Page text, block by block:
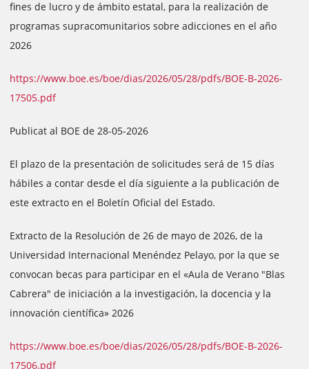
fines de lucro y de ámbito estatal, para la realización de
programas supracomunitarios sobre adicciones en el año
2026
https://www.boe.es/boe/dias/2026/05/28/pdfs/BOE-B-2026-
17505.pdf
Publicat al BOE de 28-05-2026
El plazo de la presentación de solicitudes será de 15 días
hábiles a contar desde el día siguiente a la publicación de
este extracto en el Boletín Oficial del Estado.
Extracto de la Resolución de 26 de mayo de 2026, de la
Universidad Internacional Menéndez Pelayo, por la que se
convocan becas para participar en el «Aula de Verano "Blas
Cabrera" de iniciación a la investigación, la docencia y la
innovación científica» 2026
https://www.boe.es/boe/dias/2026/05/28/pdfs/BOE-B-2026-
17506.pdf